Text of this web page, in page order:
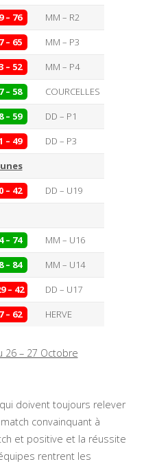
– 76
MM – R2
– 65
MM – P3
– 52
MM – P4
– 58
COURCELLES
– 59
DD – P1
– 49
DD – P3
– 42
DD – U19
– 74
MM – U16
– 84
MM – U14
– 42
DD – U17
– 62 HERVE
26 – 27 Octobre
doivent toujours relever
convainquant à
et positive et la réussite
rentrent les